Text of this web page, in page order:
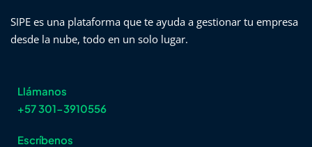
SIPE es una plataforma que te ayuda a gestionar tu empresa
desde la nube, todo en un solo lugar.
Llámanos
+57 301-3910556
Escríbenos